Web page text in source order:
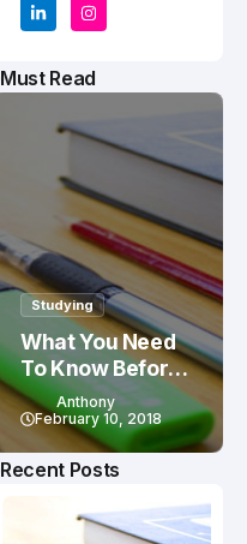
Must Read
Studying
What You Need
To Know Before
Studying In
Canada
Anthony
February 10, 2018
Recent Posts